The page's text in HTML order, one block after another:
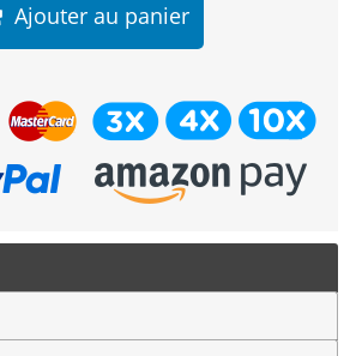
Ajouter au panier